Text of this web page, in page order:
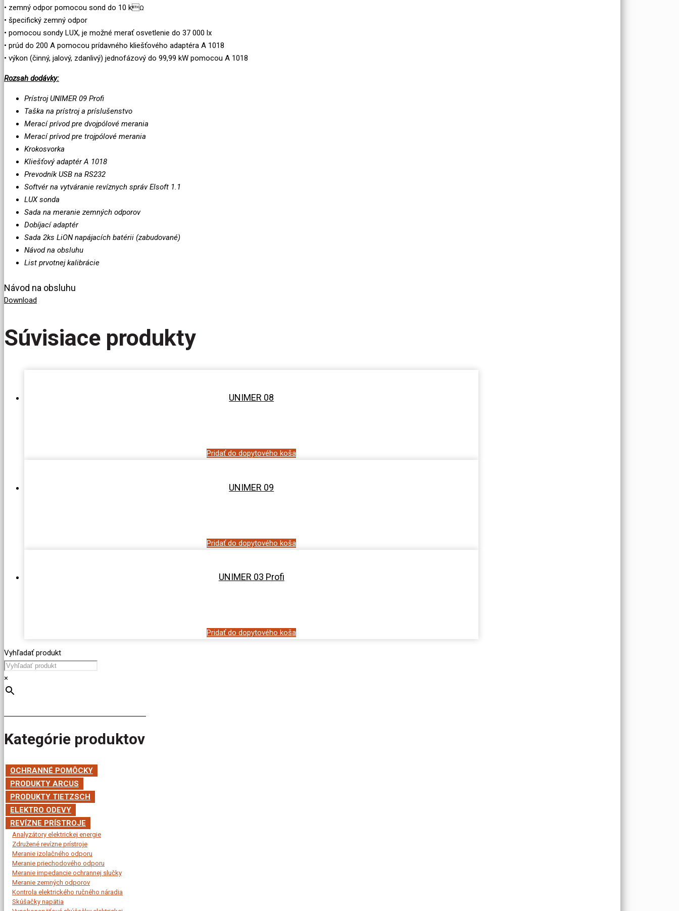
• zemný odpor pomocou sond do 10 kΩ
• špecifický zemný odpor
• pomocou sondy LUX, je možné merať osvetlenie do 37 000 lx
• prúd do 200 A pomocou prídavného kliešťového adaptéra A 1018
• výkon (činný, jalový, zdanlivý) jednofázový do 99,99 kW pomocou A 1018
Rozsah dodávky:
Prístroj UNIMER 09 Profi
Taška na prístroj a príslušenstvo
Merací prívod pre dvojpólové merania
Merací prívod pre trojpólové merania
Krokosvorka
Kliešťový adaptér A 1018
Prevodník USB na RS232
Softvér na vytváranie revíznych správ Elsoft 1.1
LUX sonda
Sada na meranie zemných odporov
Dobíjací adaptér
Sada 2ks LiON napájacích batérii (zabudované)
Návod na obsluhu
List prvotnej kalibrácie
Návod na obsluhu
Download
Súvisiace produkty
UNIMER 08
Pridať do dopytového koša
UNIMER 09
Pridať do dopytového koša
UNIMER 03 Profi
Pridať do dopytového koša
Vyhľadať produkt
×
Kategórie produktov
OCHRANNÉ POMÔCKY
PRODUKTY ARCUS
PRODUKTY TIETZSCH
ELEKTRO ODEVY
REVÍZNE PRÍSTROJE
Analyzátory elektrickej energie
Združené revízne prístroje
Meranie izolačného odporu
Meranie priechodového odporu
Meranie impedancie ochrannej slučky
Meranie zemných odporov
Kontrola elektrického ručného náradia
Skúšačky napätia